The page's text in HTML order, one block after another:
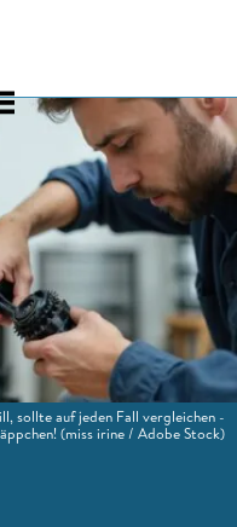
sollte auf jeden Fall vergleichen -
(miss irine / Adobe Stock)